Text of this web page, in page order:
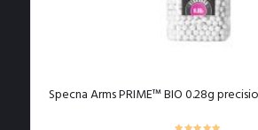
Specna Arms PRIME™ BIO 0.28g